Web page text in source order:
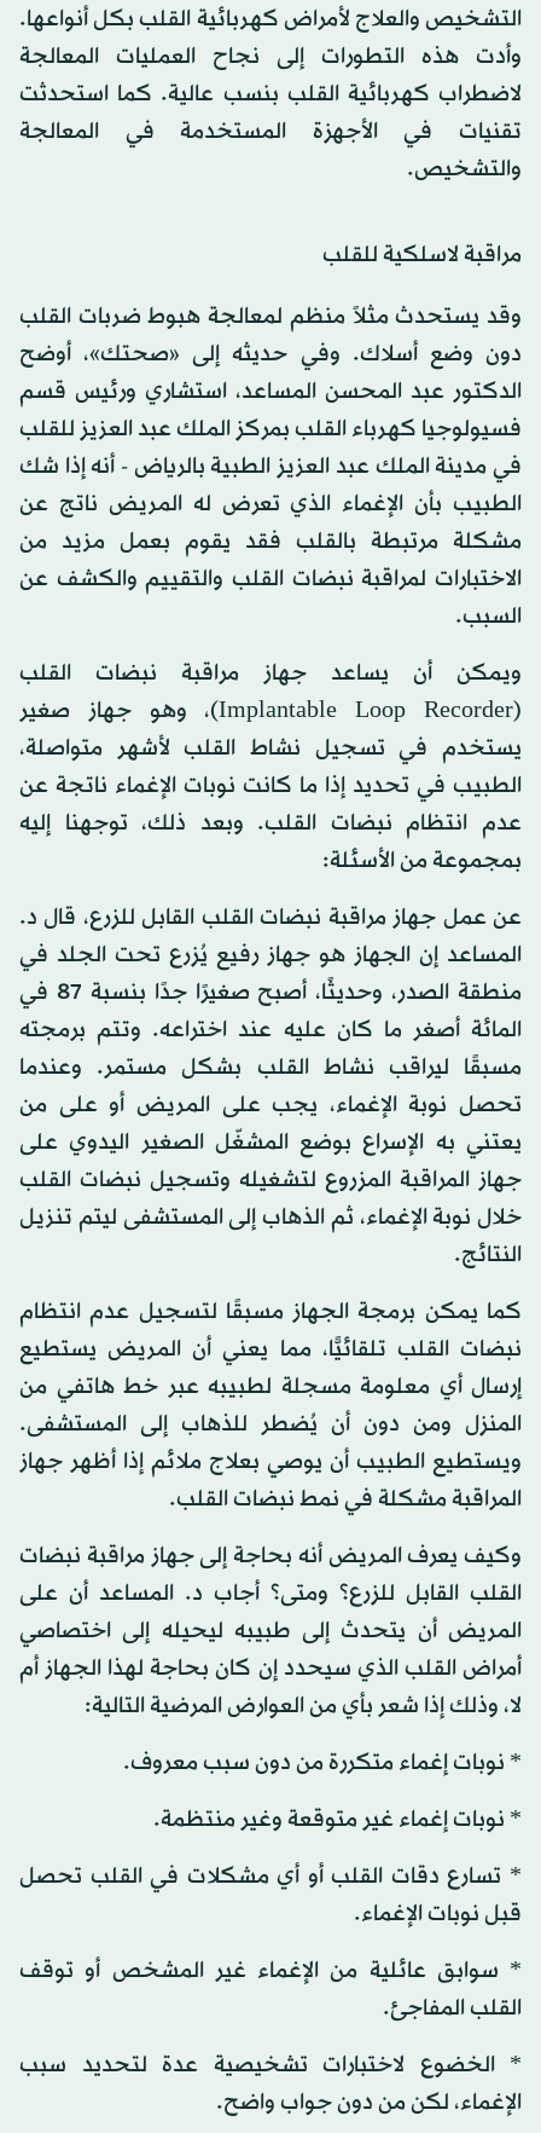
التشخيص والعلاج لأمراض كهربائية القلب بكل أنواعها.
وأدت هذه التطورات إلى نجاح العمليات المعالجة
لاضطراب كهربائية القلب بنسب عالية. كما استحدثت
تقنيات في الأجهزة المستخدمة في المعالجة
والتشخيص.
مراقبة لاسلكية للقلب
وقد يستحدث مثلاً منظم لمعالجة هبوط ضربات القلب
دون وضع أسلاك. وفي حديثه إلى «صحتك»، أوضح
الدكتور عبد المحسن المساعد، استشاري ورئيس قسم
فسيولوجيا كهرباء القلب بمركز الملك عبد العزيز للقلب
في مدينة الملك عبد العزيز الطبية بالرياض - أنه إذا شك
الطبيب بأن الإغماء الذي تعرض له المريض ناتج عن
مشكلة مرتبطة بالقلب فقد يقوم بعمل مزيد من
الاختبارات لمراقبة نبضات القلب والتقييم والكشف عن
السبب.
ويمكن أن يساعد جهاز مراقبة نبضات القلب
(Implantable Loop Recorder)، وهو جهاز صغير
يستخدم في تسجيل نشاط القلب لأشهر متواصلة،
الطبيب في تحديد إذا ما كانت نوبات الإغماء ناتجة عن
عدم انتظام نبضات القلب. وبعد ذلك، توجهنا إليه
بمجموعة من الأسئلة:
عن عمل جهاز مراقبة نبضات القلب القابل للزرع، قال د.
المساعد إن الجهاز هو جهاز رفيع يُزرع تحت الجلد في
منطقة الصدر، وحديثًا، أصبح صغيرًا جدًا بنسبة 87 في
المائة أصغر ما كان عليه عند اختراعه. وتتم برمجته
مسبقًا ليراقب نشاط القلب بشكل مستمر. وعندما
تحصل نوبة الإغماء، يجب على المريض أو على من
يعتني به الإسراع بوضع المشغّل الصغير اليدوي على
جهاز المراقبة المزروع لتشغيله وتسجيل نبضات القلب
خلال نوبة الإغماء، ثم الذهاب إلى المستشفى ليتم تنزيل
النتائج.
كما يمكن برمجة الجهاز مسبقًا لتسجيل عدم انتظام
نبضات القلب تلقائيًّا، مما يعني أن المريض يستطيع
إرسال أي معلومة مسجلة لطبيبه عبر خط هاتفي من
المنزل ومن دون أن يُضطر للذهاب إلى المستشفى.
ويستطيع الطبيب أن يوصي بعلاج ملائم إذا أظهر جهاز
المراقبة مشكلة في نمط نبضات القلب.
وكيف يعرف المريض أنه بحاجة إلى جهاز مراقبة نبضات
القلب القابل للزرع؟ ومتى؟ أجاب د. المساعد أن على
المريض أن يتحدث إلى طبيبه ليحيله إلى اختصاصي
أمراض القلب الذي سيحدد إن كان بحاجة لهذا الجهاز أم
لا، وذلك إذا شعر بأي من العوارض المرضية التالية:
* نوبات إغماء متكررة من دون سبب معروف.
* نوبات إغماء غير متوقعة وغير منتظمة.
* تسارع دقات القلب أو أي مشكلات في القلب تحصل
قبل نوبات الإغماء.
* سوابق عائلية من الإغماء غير المشخص أو توقف
القلب المفاجئ.
* الخضوع لاختبارات تشخيصية عدة لتحديد سبب
الإغماء، لكن من دون جواب واضح.